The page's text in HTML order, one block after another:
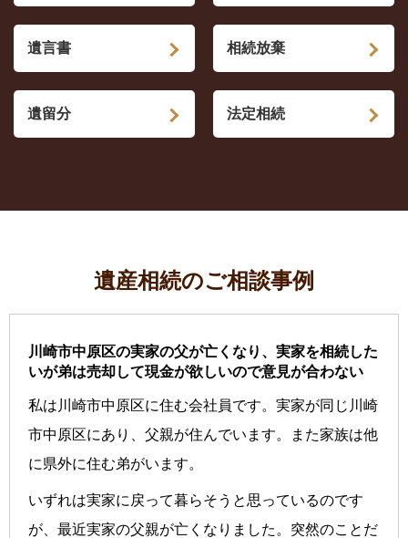
遺言書 相続放棄
遺留分 法定相続
遺産相続のご相談事例
川崎市中原区の実家の父が亡くなり、実家を相続した
いが弟は売却して現金が欲しいので意見が合わない
私は川崎市中原区に住む会社員です。実家が同じ川崎
市中原区にあり、父親が住んでいます。また家族は他
に県外に住む弟がいます。
いずれは実家に戻って暮らそうと思っているのです
が、最近実家の父親が亡くなりました。突然のことだ